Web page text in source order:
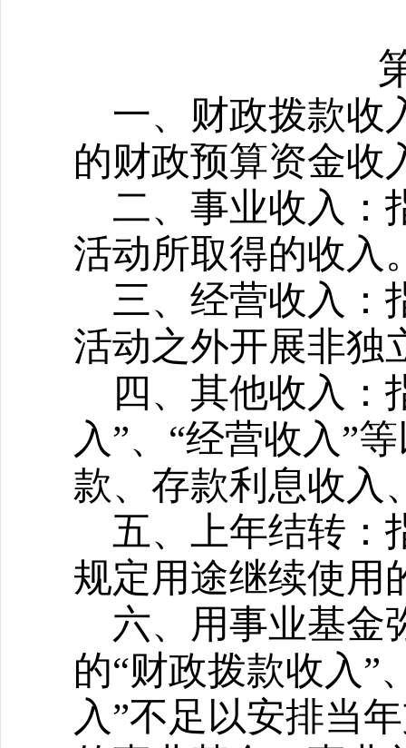
一、财政拨款收
的财政预算资金收
二、事业收入：
活动所取得的收入
三、经营收入：
活动之外开展非独
四、其他收入：
入”、“经营收入”
款、存款利息收入
五、上年结转：
规定用途继续使用
六、用事业基金
的“财政拨款收入”
入”不足以安排当